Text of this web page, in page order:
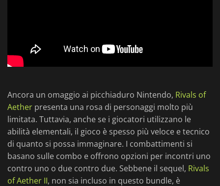
Ancora un omaggio ai picchiaduro Nintendo, Rivals of
Aether presenta una rosa di personaggi molto più
limitata. Tuttavia, anche se i giocatori utilizzano le
abilità elementali, il gioco è spesso più veloce e tecnico
di quanto si possa immaginare. I combattimenti si
basano sulle combo e offrono opzioni per incontri uno
contro uno o due contro due. Sebbene il sequel, Rivals
of Aether II, non sia incluso in questo bundle, è